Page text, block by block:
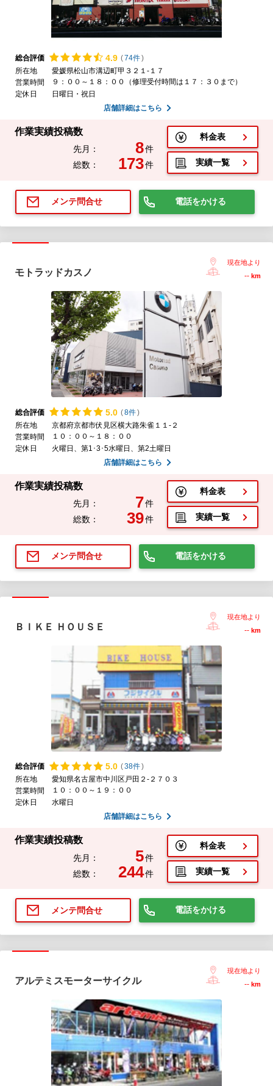
総合評価 4.9 (74件)
所在地
愛媛県松山市溝辺町甲３２１-１７
営業時間
９：００～１８：００（修理受付時間は１７：３０まで）
定休日
日曜日・祝日
店舗詳細はこちら
作業実績投稿数
先月： 8件
総数：
173件
料金表
実績一覧
メンテ問合せ 電話をかける
モトラッドカスノ
現在地より
-- km
総合評価 5.0 (8件)
所在地
京都府京都市伏見区横大路朱雀１１-２
営業時間
１０：００～１８：００
定休日
火曜日、第1･3･5水曜日、第2土曜日
店舗詳細はこちら
作業実績投稿数
先月： 7件
総数：
39件
料金表
実績一覧
メンテ問合せ 電話をかける
ＢＩＫＥ ＨＯＵＳＥ
現在地より
-- km
総合評価 5.0 (38件)
所在地
愛知県名古屋市中川区戸田２-２７０３
営業時間
１０：００～１９：００
定休日
水曜日
店舗詳細はこちら
作業実績投稿数
先月： 5件
総数：
244件
料金表
実績一覧
メンテ問合せ 電話をかける
アルテミスモーターサイクル
現在地より
-- km